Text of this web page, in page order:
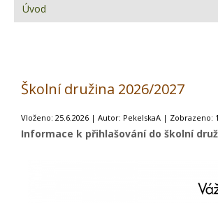
Úvod
Školní družina 2026/2027
Vloženo: 25.6.2026 | Autor: PekelskaA | Zobrazeno:
Informace k přihlašování do školní